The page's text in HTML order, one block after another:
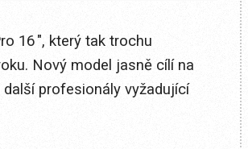
16 ", který tak trochu
Nový model jasně cílí na
profesionály vyžadující